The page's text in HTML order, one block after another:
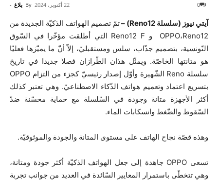
By بلاغ - 22 أكتوبر، 2024 0
آيتي نيوز (سلسلة Reno12) –
تمّ تصميم الهواتف الذكيّة الجديدة من
OPPO،Reno12 و Reno12 F التي أطلقت مؤخّرا في السّوق
التّونسية، بتصميم جذّاب، سلس ومستقبليّ، إلاّ أنّ ما يميّزها فعليّا
هو متانتها الخاصّة. ويمثّل هذان الطّرازان فصلا جديدا في تاريخ
سلسلة Reno الشّهيرة وأوّل إصدار رئيسيّ كجزء من التزام OPPO
بتسريع اعتماد وتعميم هواتف الذّكاء الاصطناعيّ. وهي تعتبر كذلك
أكثر الأجهزة متانة وجودة في السّلسلة مع حماية محسّنة ضدّ
السّقوط والضّغط وانسكابات الماء.
وهذه قصّة نجاح الهاتف على مستوى المتانة والجودة والموثوقيّة.
تسعى OPPO جاهدة إلى جعل الهواتف الذكيّة أكثر جودة ومتانة،
وهي تتخطّى باستمرار المعايير السّائدة في العديد من جوانب تجربة